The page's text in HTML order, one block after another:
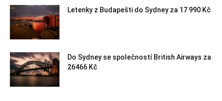
Letenky z Budapešti do Sydney za 17 990 Kč
Do Sydney se společností British Airways za
26466 Kč